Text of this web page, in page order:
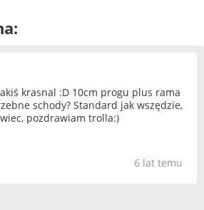
krasnal :D 10cm progu plus rama
schody? Standard jak wszędzie,
pozdrawiam trolla:)
6 lat temu